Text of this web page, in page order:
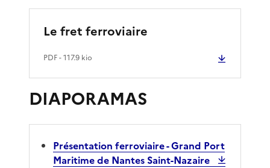
Le fret ferroviaire
PDF- 117.9 kio
DIAPORAMAS
Présentation ferroviaire - Grand Port
Maritime de Nantes Saint-Nazaire